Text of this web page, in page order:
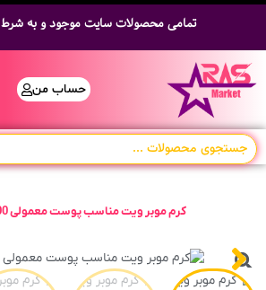
تمامی محصولات سایت موجود و به شرط
حساب من
کرم موبر ویت مناسب پوست معمولی 100 میلی لیتر